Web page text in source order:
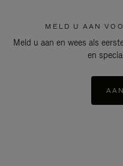
MELD U AAN
Meld u aan en wees als
en